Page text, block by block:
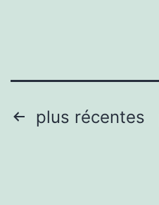
20
ans
Pagination
plus récentes